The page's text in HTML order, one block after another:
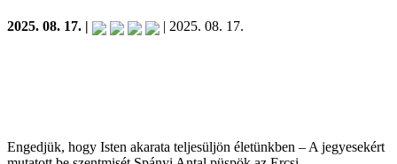
2025. 08. 17. | | 2025. 08. 17.
Engedjük, hogy Isten akarata teljesüljön életünkben – A jegyesekért